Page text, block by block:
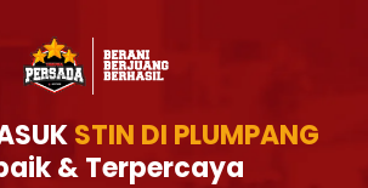
STIN DI PLUMPANG
& Terpercaya